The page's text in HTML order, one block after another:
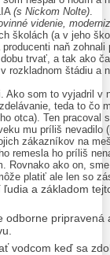
(s Nickom Nolte)
videnie,
školách (a v jeho
naň zohnali
trvať, a tak ako
rozkladnom štádiu a
Ako som to vyjadril v
teda to čo
otca). Ten pracoval
mu príliš nevadilo
zákazníkov na
remesla ho príliš
Rovnako ako on,
platiť ale len so
a základom
pripravená
vodcom keď sa